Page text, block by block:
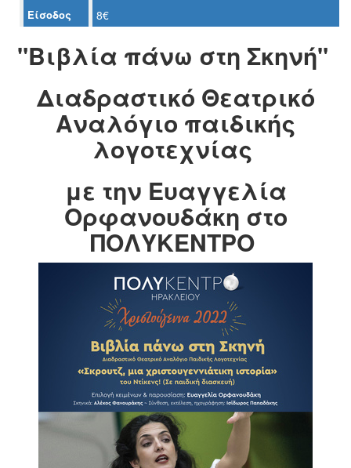
ΤΟΠΟΣ
ΜΑΣ
ΔΗΜΟΣ
ΠΟΛΙΤΙΣΜΟΣ
Είσοδος 8€
"Βιβλία πάνω στη Σκηνή"
Διαδραστικό Θεατρικό
Αναλόγιο παιδικής
λογοτεχνίας
με την Ευαγγελία
Ορφανουδάκη στο
ΠΟΛΥΚΕΝΤΡΟ